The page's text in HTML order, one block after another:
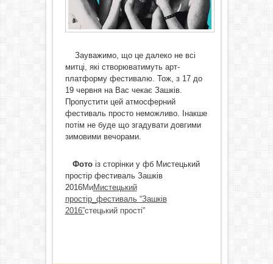
Зауважимо, що це далеко не всі
митці, які створюватимуть арт-
платформу фестивалю. Тож, з 17 до
19 червня на Вас чекає Зашків.
Пропустити цей атмосферний
фестиваль просто неможливо. Інакше
потім не буде що згадувати довгими
зимовими вечорами.
Фотоіз сторінки у фб Мистецький
простір фестиваль Зашків
2016МиМистецький
простір_фестиваль “Зашків
2016”стецький прості”